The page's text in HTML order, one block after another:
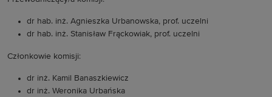
dr hab. inż. Agnieszka Urbanowska, prof. uczelni
dr hab. inż. Stanisław Frąckowiak, prof. uczelni
Członkowie komisji:
dr inż. Kamil Banaszkiewicz
dr inż. Weronika Urbańska